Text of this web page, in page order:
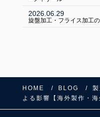
2026.06.29
旋盤加工・フライス加工
HOME BLOG
よる影響【海外製作・海